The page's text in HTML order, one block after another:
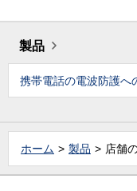
製品
携帯電話の電波防護へ
ホーム 製品 店舗